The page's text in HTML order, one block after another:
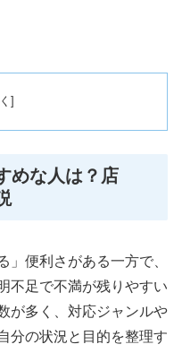
めな人は？店
」便利さがある一方で、
不足で不満が残りやすい
が多く、対応ジャンルや
分の状況と目的を整理す